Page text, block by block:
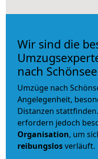
Wir sind die
nach Schönsee
Umzüge nach
Angelegenheit,
Distanzen
erfordern jedoch
Organisation, um
reibungslosverläuft.